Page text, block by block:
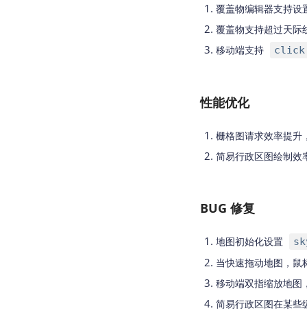
覆盖物编辑器支持设
覆盖物支持超过天际
移动端支持
click
性能优化
栅格图请求效率提升
简易行政区图绘制效
BUG 修复
地图初始化设置
当快速拖动地图，鼠
移动端双指缩放地图
简易行政区图在某些